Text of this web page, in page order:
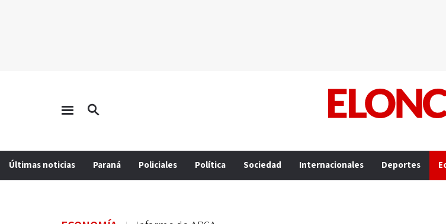
Últimas noticias Paraná Policiales Política Sociedad Internacionales Deportes